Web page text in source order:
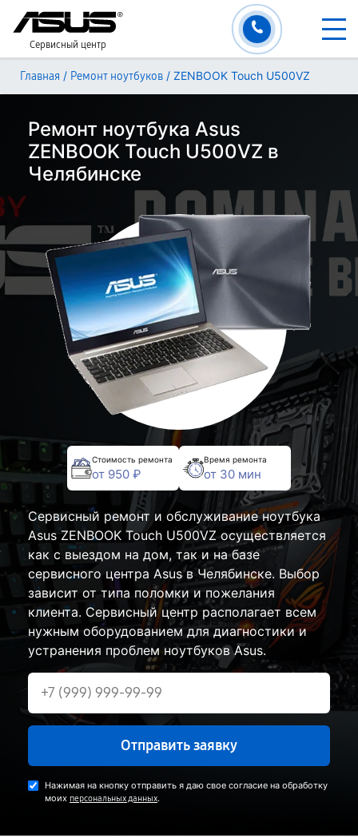
Сервисный центр
Главная / Ремонт ноутбуков / ZENBOOK Touch U500VZ
Ремонт ноутбука Asus
ZENBOOK Touch U500VZ в
Челябинске
Стоимость ремонта
от 950 ₽
Время ремонта
от 30 мин
Сервисный ремонт и обслуживание ноутбука
Asus ZENBOOK Touch U500VZ осуществляется
как с выездом на дом, так и на базе
сервисного центра Asus в Челябинске. Выбор
зависит от типа поломки и пожелания
клиента. Сервисный центр располагает всем
нужным оборудованием для диагностики и
устранения проблем ноутбуков Asus.
Отправить заявку
Нажимая на кнопку отправить я даю свое согласие на обработку
моих персональных данных.